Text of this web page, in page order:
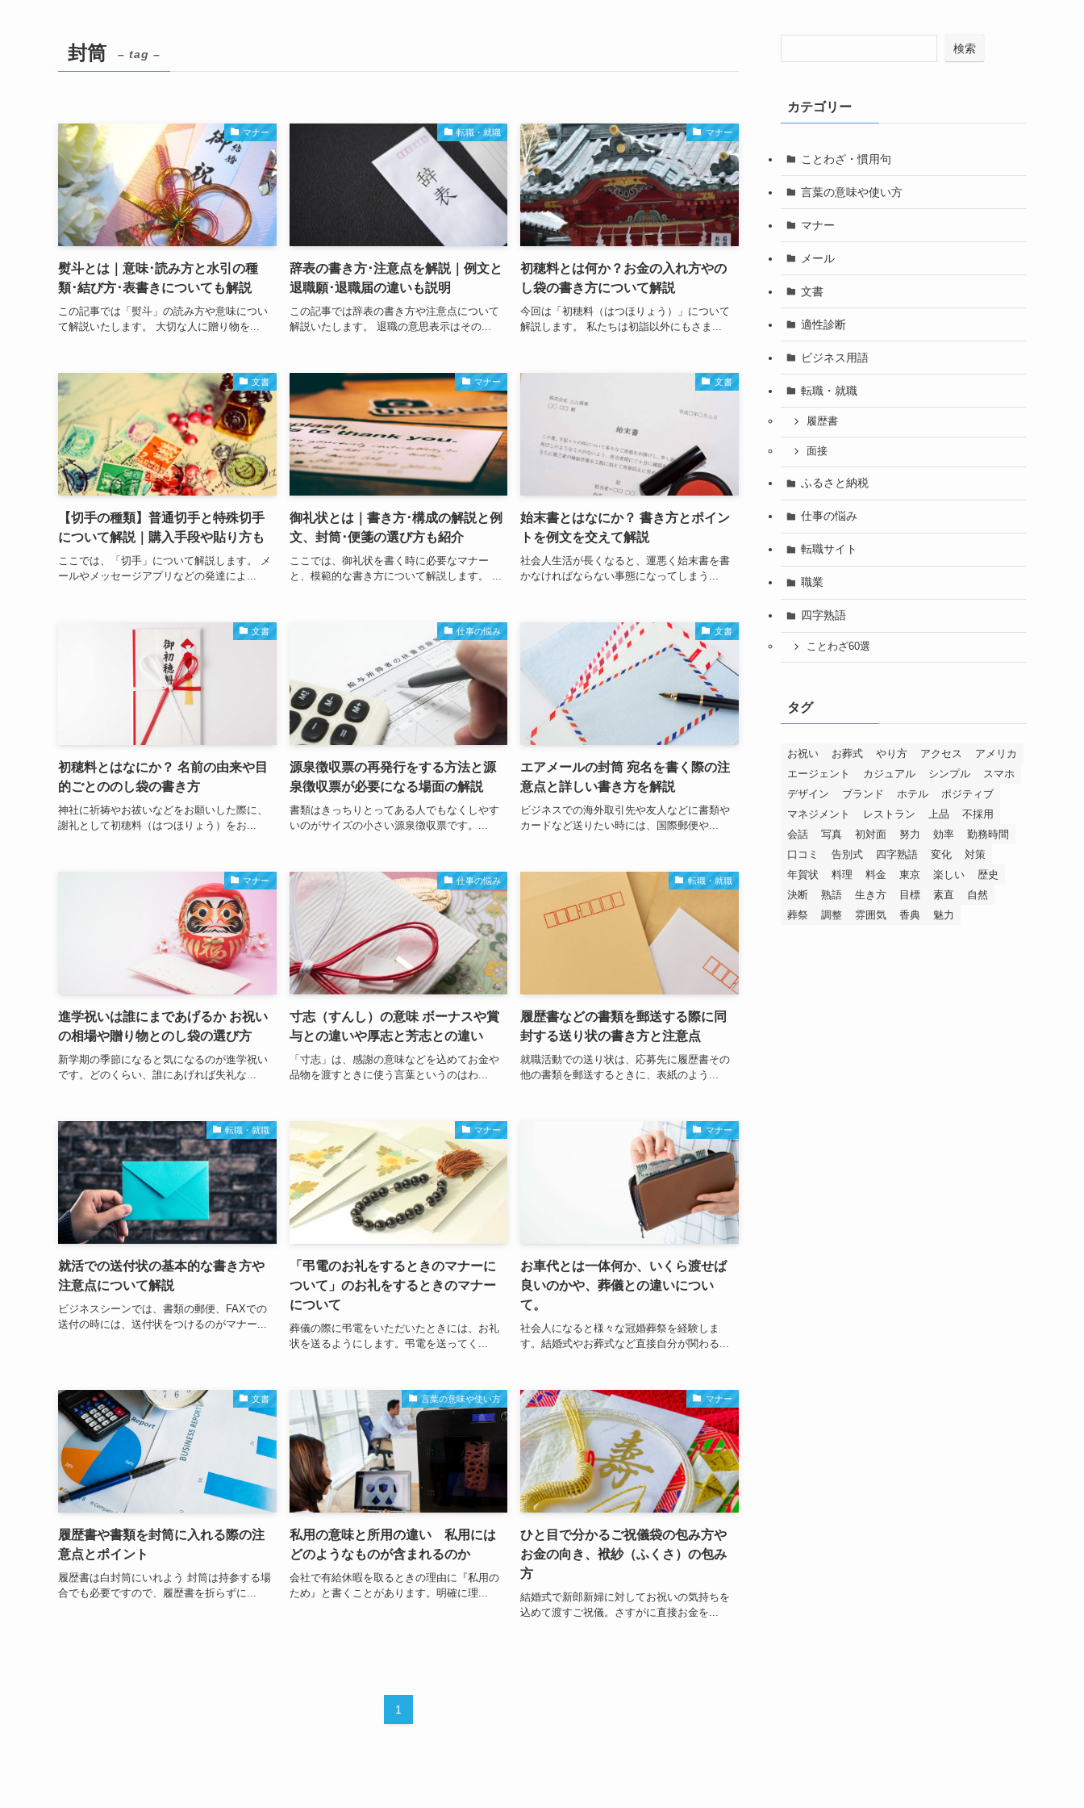
封筒 – tag –
マナー
熨斗とは｜意味･読み方と水引の種
類･結び方･表書きについても解説
この記事では「熨斗」の読み方や意味につい
て解説いたします。 大切な人に贈り物を...
転職・就職
辞表の書き方･注意点を解説｜例文と
退職願･退職届の違いも説明
この記事では辞表の書き方や注意点について
解説いたします。 退職の意思表示はその...
マナー
初穂料とは何か？お金の入れ方やの
し袋の書き方について解説
今回は「初穂料（はつほりょう）」について
解説します。 私たちは初詣以外にもさま...
文書
【切手の種類】普通切手と特殊切手
について解説｜購入手段や貼り方も
ここでは、「切手」について解説します。 メ
ールやメッセージアプリなどの発達によ...
マナー
御礼状とは｜書き方･構成の解説と例
文、封筒･便箋の選び方も紹介
ここでは、御礼状を書く時に必要なマナー
と、模範的な書き方について解説します。 ...
文書
始末書とはなにか？ 書き方とポイン
トを例文を交えて解説
社会人生活が長くなると、運悪く始末書を書
かなければならない事態になってしまう...
文書
初穂料とはなにか？ 名前の由来や目
的ごとののし袋の書き方
神社に祈祷やお祓いなどをお願いした際に、
謝礼として初穂料（はつほりょう）をお...
仕事の悩み
源泉徴収票の再発行をする方法と源
泉徴収票が必要になる場面の解説
書類はきっちりとってある人でもなくしやす
いのがサイズの小さい源泉徴収票です。...
文書
エアメールの封筒 宛名を書く際の注
意点と詳しい書き方を解説
ビジネスでの海外取引先や友人などに書類や
カードなど送りたい時には、国際郵便や...
マナー
進学祝いは誰にまであげるか お祝い
の相場や贈り物とのし袋の選び方
新学期の季節になると気になるのが進学祝い
です。どのくらい、誰にあげれば失礼な...
仕事の悩み
寸志（すんし）の意味 ボーナスや賞
与との違いや厚志と芳志との違い
「寸志」は、感謝の意味などを込めてお金や
品物を渡すときに使う言葉というのはわ...
転職・就職
履歴書などの書類を郵送する際に同
封する送り状の書き方と注意点
就職活動での送り状は、応募先に履歴書その
他の書類を郵送するときに、表紙のよう...
転職・就職
就活での送付状の基本的な書き方や
注意点について解説
ビジネスシーンでは、書類の郵便、FAXでの
送付の時には、送付状をつけるのがマナー...
マナー
「弔電のお礼をするときのマナーに
ついて」のお礼をするときのマナー
について
葬儀の際に弔電をいただいたときには、お礼
状を送るようにします。弔電を送ってく...
マナー
お車代とは一体何か、いくら渡せば
良いのかや、葬儀との違いについ
て。
社会人になると様々な冠婚葬祭を経験しま
す。結婚式やお葬式など直接自分が関わる...
文書
履歴書や書類を封筒に入れる際の注
意点とポイント
履歴書は白封筒にいれよう 封筒は持参する場
合でも必要ですので、履歴書を折らずに...
言葉の意味や使い方
私用の意味と所用の違い 私用には
どのようなものが含まれるのか
会社で有給休暇を取るときの理由に『私用の
ため』と書くことがあります。明確に理...
マナー
ひと目で分かるご祝儀袋の包み方や
お金の向き、袱紗（ふくさ）の包み
方
結婚式で新郎新婦に対してお祝いの気持ちを
込めて渡すご祝儀。さすがに直接お金を...
1
検索
カテゴリー
ことわざ・慣用句
言葉の意味や使い方
マナー
メール
文書
適性診断
ビジネス用語
転職・就職
履歴書
面接
ふるさと納税
仕事の悩み
転職サイト
職業
四字熟語
ことわざ60選
タグ
お祝い お葬式 やり方 アクセス
アメリカ
エージェント
カジュアル シンプル
スマホ
デザイン
ブランド ホテル
ポジティブ
マネジメント
レストラン 上品
不採用
会話
写真 初対面 努力 効率
勤務時間
口コミ
告別式 四字熟語 変化
対策
年賀状
料理 料金 東京 楽しい
歴史
決断
熟語 生き方 目標 素直
自然
葬祭
調整 雰囲気 香典 魅力